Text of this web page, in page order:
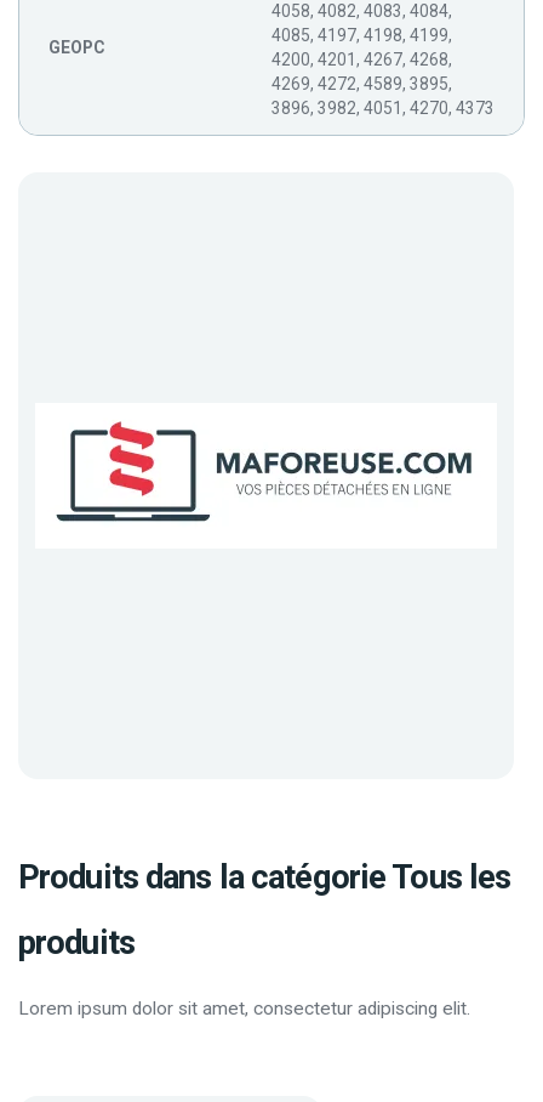
GEOPC
4058, 4082, 4083, 4084,
4085, 4197, 4198, 4199,
4200, 4201, 4267, 4268,
4269, 4272, 4589, 3895,
3896, 3982, 4051, 4270, 4373
Produits dans la catégorie Tous les
produits
Lorem ipsum dolor sit amet, consectetur adipiscing elit.